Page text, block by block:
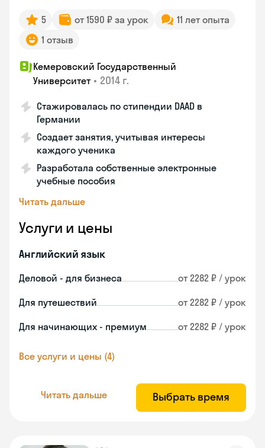
5 от 1590 ₽ за урок
11 лет опыта
1 отзыв
Кемеровский Государственный
Университет • 2014 г.
Стажировалась по стипендии DAAD в
Германии
Создает занятия, учитывая интересы
каждого ученика
Разработала собственные электронные
учебные пособия
Читать дальше
Услуги и цены
Английский язык
Деловой - для бизнеса от 2282 ₽ / урок
Для путешествий от 2282 ₽ / урок
Для начинающих - премиум от 2282 ₽ / урок
Все услуги и цены (4)
Читать дальше Выбрать время